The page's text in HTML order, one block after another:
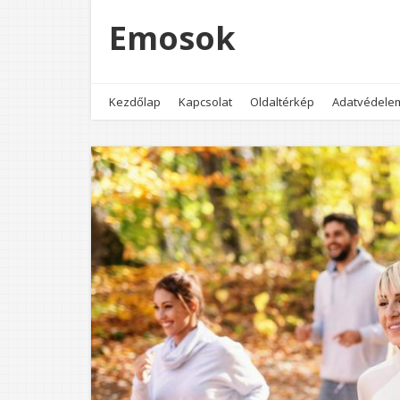
Emosok
Kezdőlap Kapcsolat Oldaltérkép